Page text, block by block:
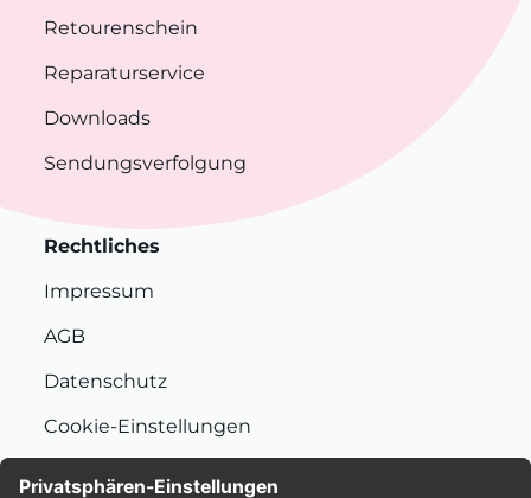
Retourenschein
Reparaturservice
Downloads
Sendungsverfolgung
Rechtliches
Impressum
AGB
Datenschutz
Cookie-Einstellungen